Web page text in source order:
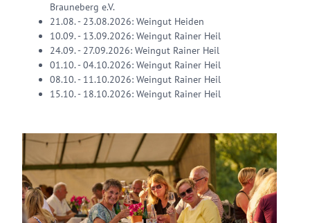
Brauneberg e.V.
21.08. - 23.08.2026: Weingut Heiden
10.09. - 13.09.2026: Weingut Rainer Heil
24.09. - 27.09.2026: Weingut Rainer Heil
01.10. - 04.10.2026: Weingut Rainer Heil
08.10. - 11.10.2026: Weingut Rainer Heil
15.10. - 18.10.2026: Weingut Rainer Heil